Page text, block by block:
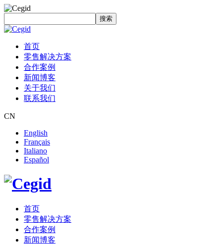
搜索
首页
零售解决方案
合作案例
新闻博客
关于我们
联系我们
CN
English
Français
Italiano
Español
首页
零售解决方案
合作案例
新闻博客